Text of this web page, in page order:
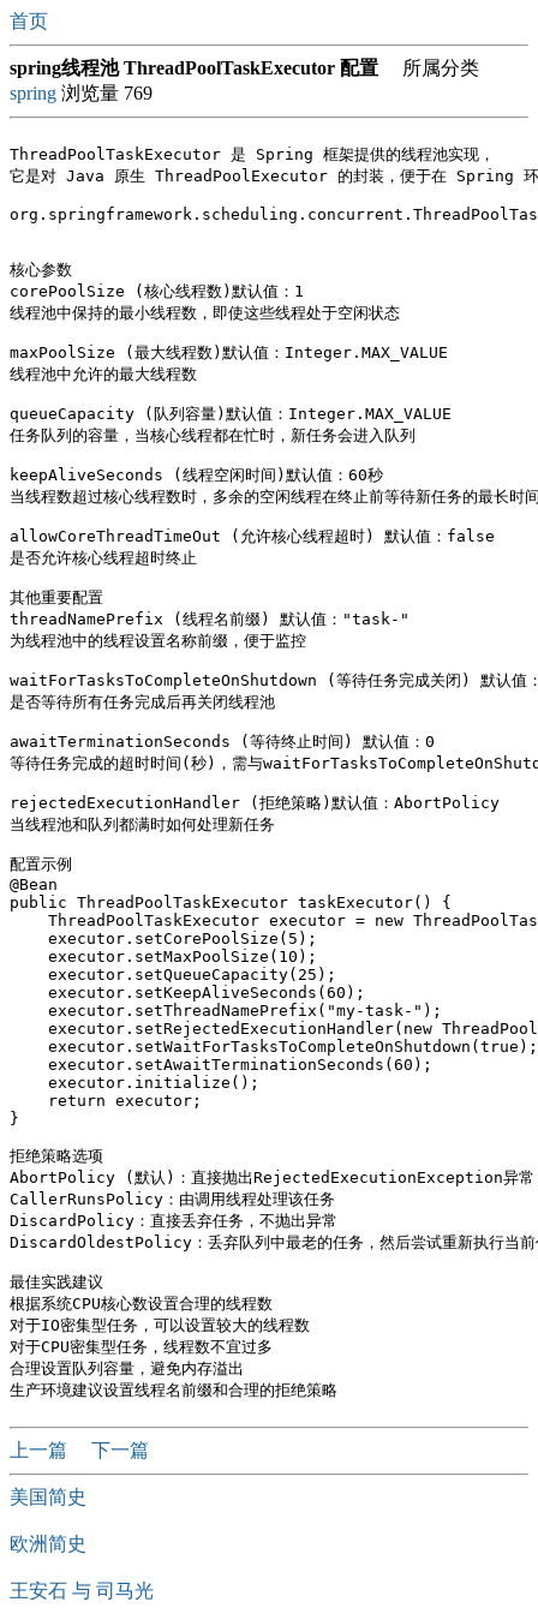
首页
spring线程池 ThreadPoolTaskExecutor 配置 所属分类
spring 浏览量 769
ThreadPoolTaskExecutor 是 Spring 框架提供的线程池实现，
它是对 Java 原生 ThreadPoolExecutor 的封装，便于在 Spring 环
核心参数
corePoolSize (核心线程数)默认值：1
线程池中保持的最小线程数，即使这些线程处于空闲状态
maxPoolSize (最大线程数)默认值：Integer.MAX_VALUE
线程池中允许的最大线程数
queueCapacity (队列容量)默认值：Integer.MAX_VALUE
任务队列的容量，当核心线程都在忙时，新任务会进入队列
keepAliveSeconds (线程空闲时间)默认值：60秒
当线程数超过核心线程数时，多余的空闲线程在终止前等待新任务的最长时
allowCoreThreadTimeOut (允许核心线程超时) 默认值：false
是否允许核心线程超时终止
其他重要配置
threadNamePrefix (线程名前缀) 默认值："task-"
为线程池中的线程设置名称前缀，便于监控
waitForTasksToCompleteOnShutdown (等待任务完成关闭) 默认
是否等待所有任务完成后再关闭线程池
awaitTerminationSeconds (等待终止时间) 默认值：0
等待任务完成的超时时间(秒)，需与
rejectedExecutionHandler (拒绝策略)默认值：AbortPolicy
当线程池和队列都满时如何处理新任务
配置示例
@Bean
public ThreadPoolTaskExecutor taskExecutor() {
ThreadPoolTaskExecutor executor = new
    executor.setCorePoolSize(5);
    executor.setMaxPoolSize(10);
    executor.setQueueCapacity(25);
    executor.setKeepAliveSeconds(60);
    executor.setThreadNamePrefix("my-task-");
executor.setRejectedExecutionHandler(new
    executor.setWaitForTasksToCompleteOnShutdown(true);
    executor.setAwaitTerminationSeconds(60);
    executor.initialize();
    return executor;
}
拒绝策略选项
AbortPolicy (默认)：直接抛出RejectedExecutionException异常
CallerRunsPolicy：由调用线程处理该任务
DiscardPolicy：直接丢弃任务，不抛出异常
DiscardOldestPolicy：丢弃队列中最老的任务，然后尝试重新执行当前
最佳实践建议
根据系统CPU核心数设置合理的线程数
对于IO密集型任务，可以设置较大的线程数
对于CPU密集型任务，线程数不宜过多
合理设置队列容量，避免内存溢出
上一篇 下一篇
美国简史
欧洲简史
王安石 与 司马光